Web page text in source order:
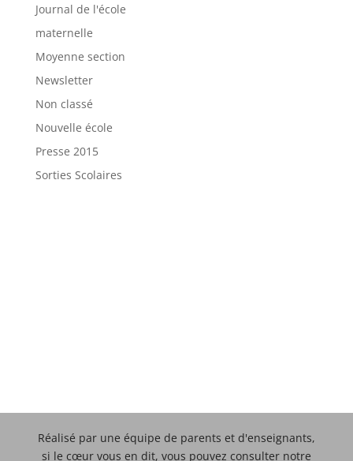
Journal de l'école
maternelle
Moyenne section
Newsletter
Non classé
Nouvelle école
Presse 2015
Sorties Scolaires
Réalisé par une équipe de parents et d'enseignants,
si le cœur vous en dit, vous pouvez consulter notre